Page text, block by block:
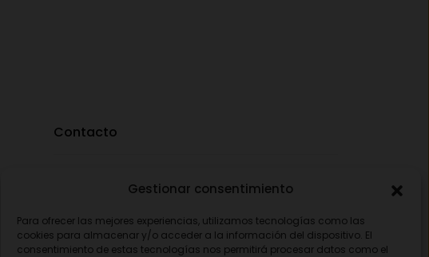
Gestionar consentimiento
Para ofrecer las mejores experiencias, utilizamos tecnologías como las
cookies para almacenar y/o acceder a la información del dispositivo. El
consentimiento de estas tecnologías nos permitirá procesar datos como el
Contacto
opticavisionnorte@gmail.com